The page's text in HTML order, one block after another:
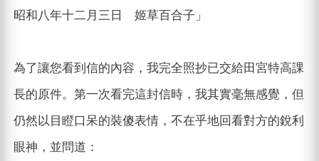
昭和八年十二月三日 姬草百合子」
為了讓您看到信的內容，我完全照抄已交給田宮特高課
長的原件。第一次看完這封信時，我其實毫無感覺，但
仍然以目瞪口呆的裝傻表情，不在乎地回看對方的銳利
眼神，並問道：